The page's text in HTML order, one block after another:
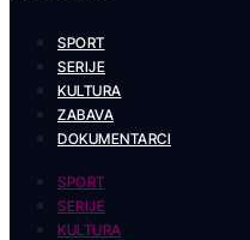
SPORT
SERIJE
KULTURA
ZABAVA
DOKUMENTARCI
SPORT
SERIJE
KULTURA